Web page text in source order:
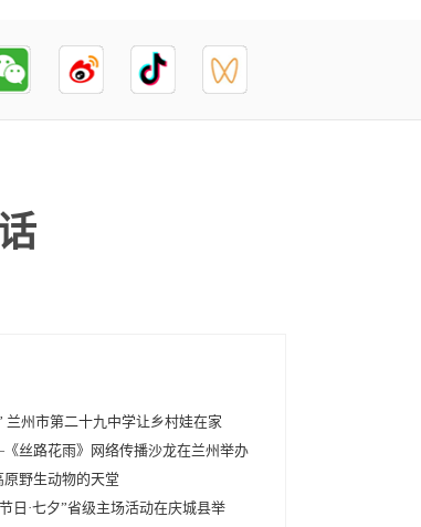
兰州市第二十九中学让乡村娃在家
丝路花雨》网络传播沙龙在兰州举办
野生动物的天堂
日·七夕”省级主场活动在庆城县举